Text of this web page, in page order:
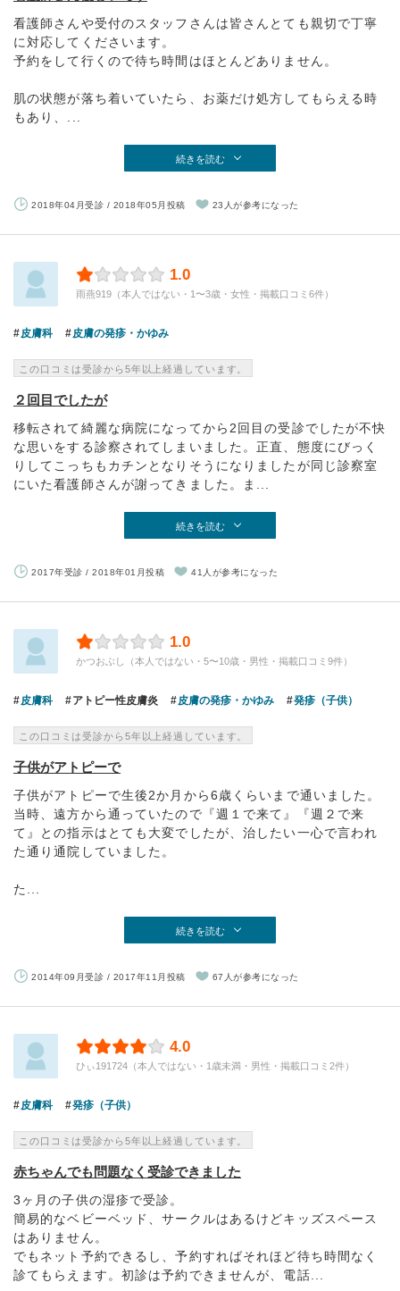
看護師さんや受付のスタッフさんは皆さんとても親切で丁寧
に対応してくださいます。
予約をして行くので待ち時間はほとんどありません。
肌の状態が落ち着いていたら、お薬だけ処方してもらえる時
もあり、...
続きを読む
2018年04月受診 / 2018年05月投稿 23人が参考になった
1.0
雨燕919（本人ではない・1〜3歳・女性・掲載口コミ6件）
皮膚科 皮膚の発疹・かゆみ
この口コミは受診から5年以上経過しています。
２回目でしたが
移転されて綺麗な病院になってから2回目の受診でしたが不快
な思いをする診察されてしまいました。正直、態度にびっく
りしてこっちもカチンとなりそうになりましたが同じ診察室
にいた看護師さんが謝ってきました。ま...
続きを読む
2017年受診 / 2018年01月投稿 41人が参考になった
1.0
かつおぶし（本人ではない・5〜10歳・男性・掲載口コミ9件）
皮膚科 アトピー性皮膚炎 皮膚の発疹・かゆみ 発疹（子供）
この口コミは受診から5年以上経過しています。
子供がアトピーで
子供がアトピーで生後2か月から6歳くらいまで通いました。
当時、遠方から通っていたので『週１で来て』『週２で来
て』との指示はとても大変でしたが、治したい一心で言われ
た通り通院していました。
た...
続きを読む
2014年09月受診 / 2017年11月投稿 67人が参考になった
4.0
ひぃ191724（本人ではない・1歳未満・男性・掲載口コミ2件）
皮膚科 発疹（子供）
この口コミは受診から5年以上経過しています。
赤ちゃんでも問題なく受診できました
3ヶ月の子供の湿疹で受診。
簡易的なベビーベッド、サークルはあるけどキッズスペース
はありません。
でもネット予約できるし、予約すればそれほど待ち時間なく
診てもらえます。初診は予約できませんが、電話...